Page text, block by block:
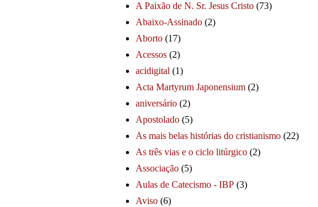
A Paixão de N. Sr. Jesus Cristo (73)
Abaixo-Assinado (2)
Aborto (17)
Acessos (2)
acidigital (1)
Acta Martyrum Japonensium (2)
aniversário (2)
Apostolado (5)
As mais belas histórias do cristianismo (22)
As três vias e o ciclo litúrgico (2)
Associação (5)
Aulas de Catecismo - IBP (3)
Aviso (6)